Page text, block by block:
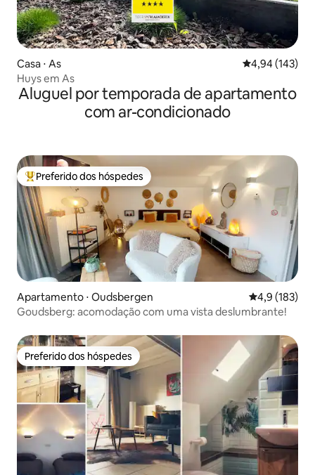
Casa ⋅ As 4,94 de uma
4,94 (143)
Huys em As
Aluguel por temporada de apartamento
com ar-condicionado
Entre os melhores preferidos dos hóspedes
Preferido dos hóspedes
Apartamento ⋅ Oudsbergen 4,9 de uma
4,9 (183)
Goudsberg: acomodação com uma vista deslumbrante!
Preferido dos hóspedes
Preferido dos hóspedes